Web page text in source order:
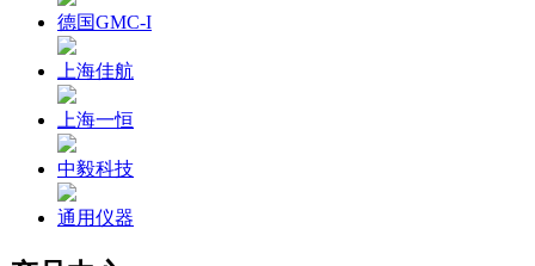
德国GMC-I
上海佳航
上海一恒
中毅科技
通用仪器